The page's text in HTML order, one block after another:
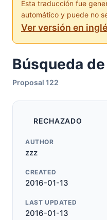
Esta traducción fue
automático y puede no
Ver versión en
Búsqueda
Proposal 122
RECHAZADO
AUTHOR
zzz
CREATED
2016-01-13
LAST UPDATED
2016-01-13